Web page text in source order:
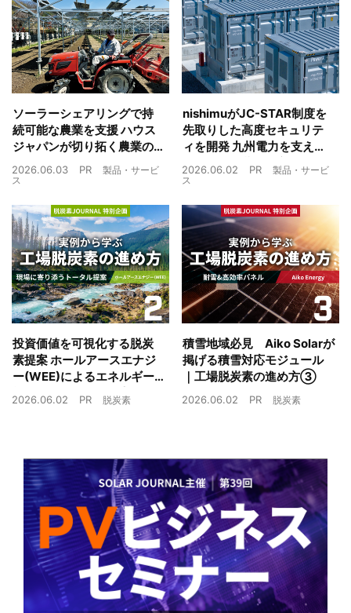
ソーラーシェアリングで持
続可能な農業を支援 ハウス
ジャパンが切り拓く農業の
未来
2026.06.03 PR
製品・サービ
ス
nishimuがJC-STAR制度を
先取りした高度セキュリテ
ィを開発 九州電力を支えた
制御技術を蓄電池市場へ
2026.06.02 PR
製品・サービ
ス
投資価値を可視化する脱炭
素提案 ホールアースエナジ
ー(WEE)によるエネルギー
戦略とは｜工場脱炭素の進
2026.06.02 PR 脱炭素
積雪地域必見 Aiko Solarが
掲げる積雪対応モジュール
｜工場脱炭素の進め方③
2026.06.02 PR 脱炭素